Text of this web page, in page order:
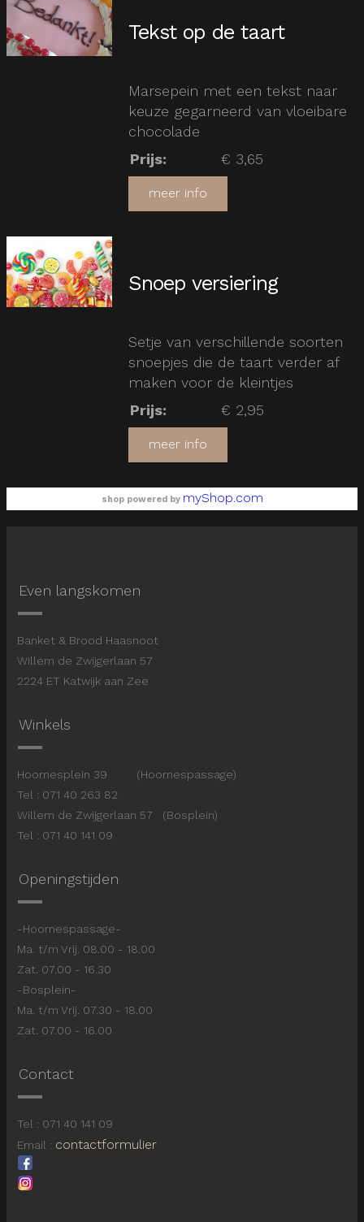
Tekst op de taart
Marsepein met een tekst naar
keuze gegarneerd van vloeibare
chocolade
Prijs: € 3,65
meer info
Snoep versiering
Setje van verschillende soorten
snoepjes die de taart verder af
maken voor de kleintjes
Prijs: € 2,95
meer info
shop powered by myShop.com
Even langskomen
Banket & Brood Haasnoot
Willem de Zwijgerlaan 57
2224 ET Katwijk aan Zee
Winkels
Hoornesplein 39 (Hoornespassage)
Tel : 071 40 263 82
Willem de Zwijgerlaan 57 (Bosplein)
Tel : 071 40 141 09
Openingstijden
-Hoornespassage-
Ma. t/m Vrij. 08.00 - 18.00
Zat. 07.00 - 16.30
-Bosplein-
Ma. t/m Vrij. 07.30 - 18.00
Zat. 07.00 - 16.00
Contact
Tel : 071 40 141 09
Email : contactformulier